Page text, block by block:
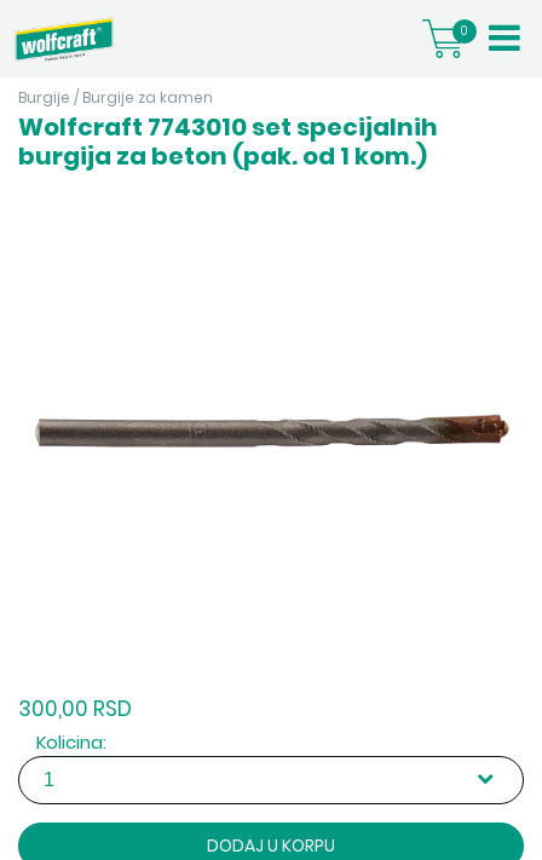
0
Burgije / Burgije za kamen
Wolfcraft 7743010 set specijalnih
burgija za beton (pak. od 1 kom.)
300,00 RSD
Kolicina:
DODAJ U KORPU